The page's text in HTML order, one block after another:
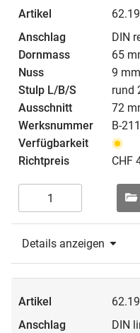
DIN
65
9 mm
rund
72
B-
CHF
Details anzeigen
DIN